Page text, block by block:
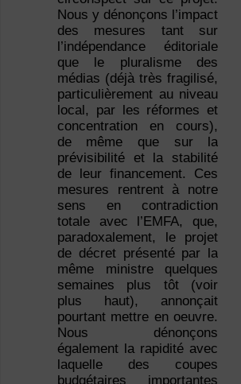
Nous y dénonçons l’impact
des mesures tant sur
l’indépendance éditoriale
que le pluralisme des
médias (déjà très fragilisé,
particulièrement au niveau
local, par les réformes et
concentration en cours),
de même que sur la
prévisibilité et la stabilité
de leur financement. Ces
mesures rentrent à notre
sens en contradiction
totale avec l’EMFA, que,
paradoxalement, le projet
de décret présenté par la
même ministre quelques
semaines plus tôt (voir
plus haut), annonçait
pourtant mettre en oeuvre.
Nous dénonçons
également la rapidité avec
laquelle des coupes
budgétaires importantes